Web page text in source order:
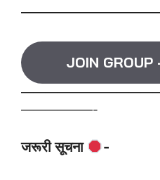
JOIN GROUP
——————-
जरूरी सूचना -